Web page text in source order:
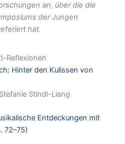
an, über die die
der Jungen
hat.
Reflexionen
Hinter den Kulissen von
Stindl-Liang
Entdeckungen mit
72–75)